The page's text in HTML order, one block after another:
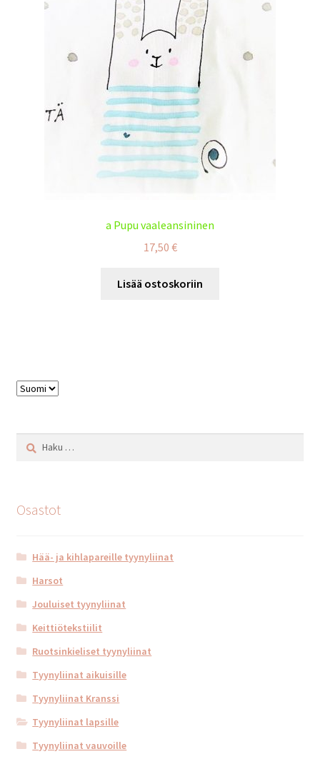
a Pupu vaaleansininen
17,50 €
Lisää ostoskoriin
Valitse
Haku:
Osastot
Hää- ja kihlapareille tyynyliinat
Harsot
Jouluiset tyynyliinat
Keittiötekstiilit
Ruotsinkieliset tyynyliinat
Tyynyliinat aikuisille
Tyynyliinat Kranssi
Tyynyliinat lapsille
Tyynyliinat vauvoille